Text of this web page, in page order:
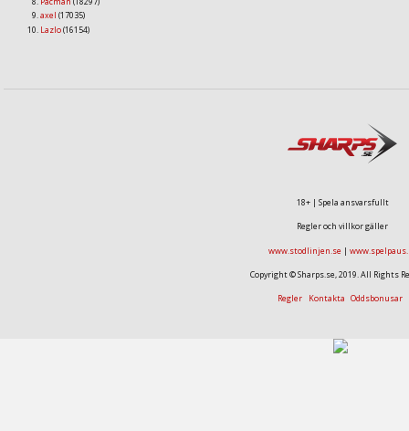
axel (17035)
Lazlo(16154)
18+ | Spela ansvarsfullt
Regler och villkor gäller
www.stodlinjen.se |
Copyright © Sharps.se, 2019. All Rights
Regler Kontakta Oddsbonusar